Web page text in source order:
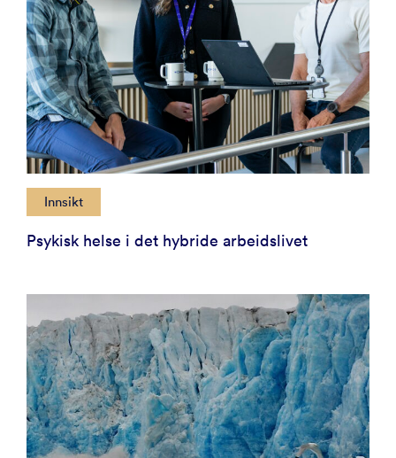
Innsikt
Psykisk helse i det hybride arbeidslivet